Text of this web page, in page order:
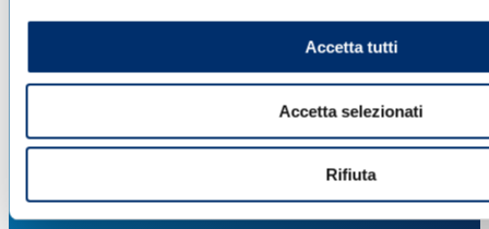
Accetta tutti
Accetta selezionati
Rifiuta